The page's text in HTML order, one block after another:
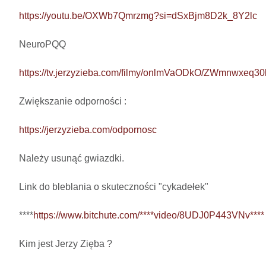
https://youtu.be/OXWb7Qmrzmg?si=dSxBjm8D2k_8Y2lc
NeuroPQQ
https://tv.jerzyzieba.com/filmy/onlmVaODkO/
Zwiększanie odporności :
https://jerzyzieba.com/odpornosc
Należy usunąć gwiazdki.
Link do bleblania o skuteczności "cykadełek"
****https://www.bitchute.com/****video/8UDJ0P443VNv****
Kim jest Jerzy Zięba ?